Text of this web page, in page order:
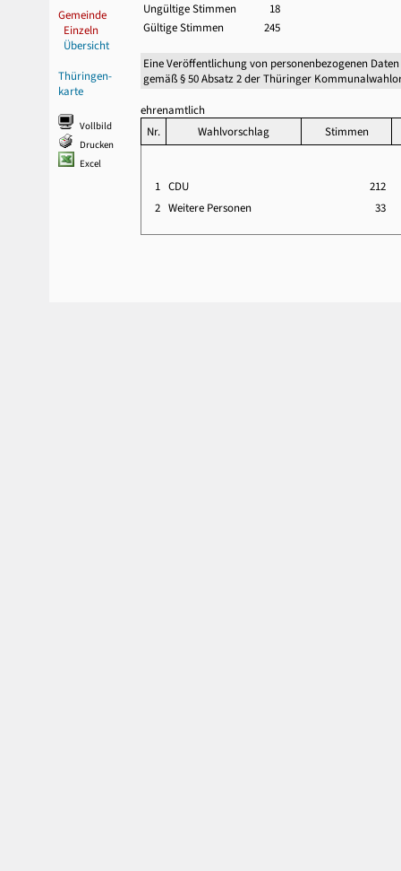
Gemeinde
Einzeln
Übersicht
Thüringen-
karte
Vollbild
Drucken
Excel
Ungültige Stimmen
18
Gültige Stimmen
245
Eine Veröffentlichung von personenbezogenen
gemäß § 50 Absatz 2 der Thüringer
ehrenamtlich
Nr.
Wahlvorschlag Stimmen
1 CDU
212
2 Weitere Personen 33